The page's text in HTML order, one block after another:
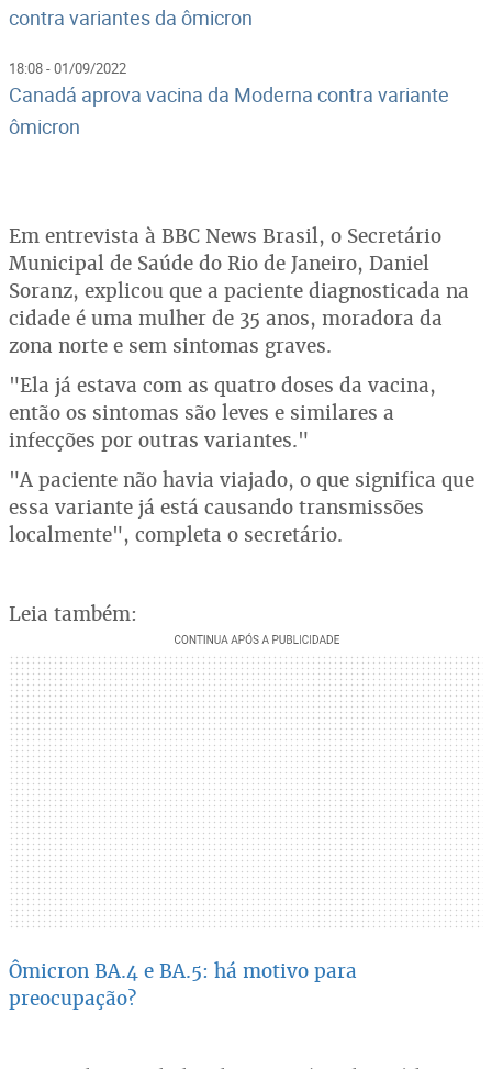
contra variantes da ômicron
18:08 - 01/09/2022
Canadá aprova vacina da Moderna contra variante
ômicron
Em entrevista à BBC News Brasil, o Secretário
Municipal de Saúde do Rio de Janeiro, Daniel
Soranz, explicou que a paciente diagnosticada na
cidade é uma mulher de 35 anos, moradora da
zona norte e sem sintomas graves.
"Ela já estava com as quatro doses da vacina,
então os sintomas são leves e similares a
infecções por outras variantes."
"A paciente não havia viajado, o que significa que
essa variante já está causando transmissões
localmente", completa o secretário.
Leia também:
Ômicron BA.4 e BA.5: há motivo para
preocupação?